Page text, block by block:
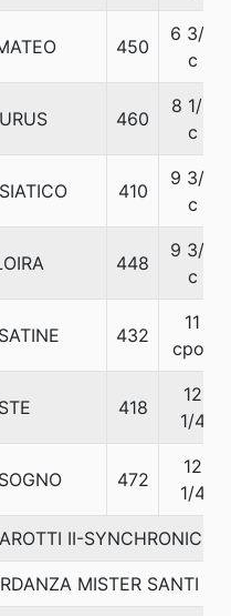
450
6 3/4
c
460
8 1/4
c
410
9 3/4
c
448
9 3/4
c
432
11
cpos
418
12
1/4
472
12
1/4
II-
MISTER SANTI